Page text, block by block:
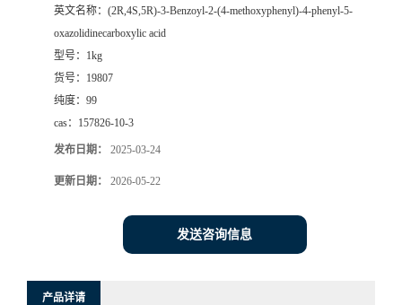
英文名称： (2R,4S,5R)-3-Benzoyl-2-(4-methoxyphenyl)-4-phenyl-5-
oxazolidinecarboxylic acid
型号： 1kg
货号： 19807
纯度： 99
cas： 157826-10-3
发布日期： 2025-03-24
更新日期： 2026-05-22
发送咨询信息
产品详请